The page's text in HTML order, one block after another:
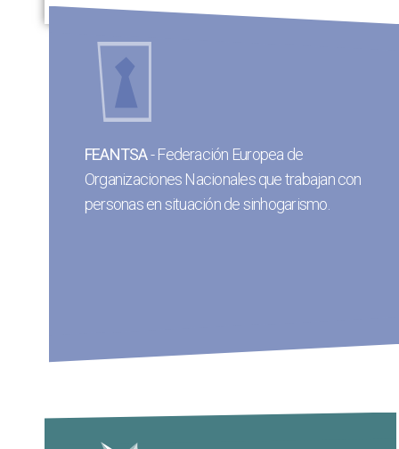
FEANTSA- Federación Europea de
Organizaciones Nacionales que trabajan con
personas en situación de sinhogarismo.
alcance europeo
erradicación del sinhogarismo. Se fundó hace
organizaciones miembro de 30 países,
incluyendo los 28 Estados Miembros.